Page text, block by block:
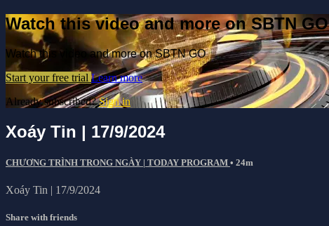
Watch this video and more on SBTN GO
Watch this video and more on SBTN GO
Start your free trial Learn more
Already subscribed?Sign in
Xoáy Tin | 17/9/2024
CHƯƠNG TRÌNH TRONG NGÀY | TODAY PROGRAM • 24m
Xoáy Tin | 17/9/2024
Share with friends